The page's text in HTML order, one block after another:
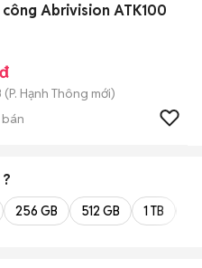
công Abrivision ATK100
(P. Hạnh Thông mới)
256 GB 512 GB 1 TB